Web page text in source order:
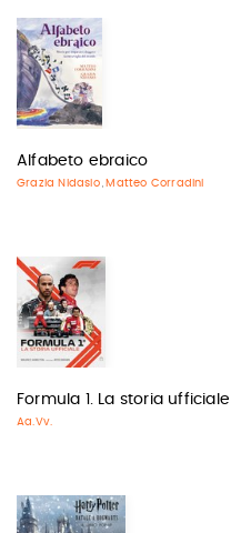
Alfabeto ebraico
Grazia Nidasio, Matteo Corradini
Formula 1. La storia ufficiale
Aa.Vv.